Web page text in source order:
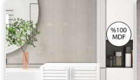
%34İndirim